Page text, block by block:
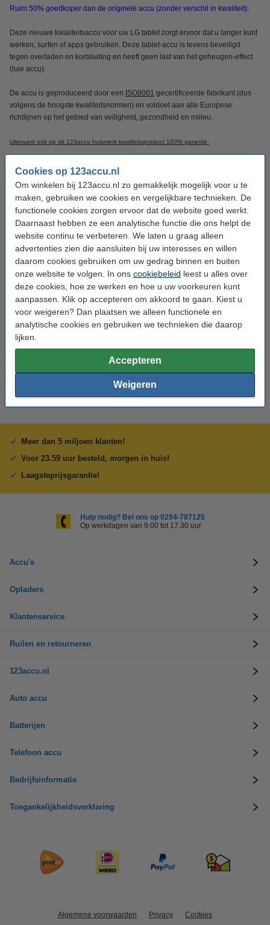
Cookies op 123accu.nl
Om winkelen bij 123accu.nl zo gemakkelijk mogelijk voor u te
maken, gebruiken we cookies en vergelijkbare technieken. De
functionele cookies zorgen ervoor dat de website goed werkt.
Daarnaast hebben ze een analytische functie die ons helpt de
website continu te verbeteren. We laten u graag alleen
advertenties zien die aansluiten bij uw interesses en willen
daarom cookies gebruiken om uw gedrag binnen en buiten
onze website te volgen. In ons cookiebeleid leest u alles over
deze cookies, hoe ze werken en hoe u uw voorkeuren kunt
aanpassen. Klik op accepteren om akkoord te gaan. Kiest u
voor weigeren? Dan plaatsen we alleen functionele en
analytische cookies en gebruiken we technieken die daarop
lijken.
Accepteren
Weigeren
Ruim 50% goedkoper dan de originele accu (zonder verschil in kwaliteit).
Deze nieuwe kwaliteitsaccu voor uw LG tablet zorgt ervoor dat u langer kunt
werken, surfen of apps gebruiken. Deze tablet-accu is tevens beveiligd
tegen overladen en kortsluiting en heeft geen last van het geheugen-effect
(luie accu).
De accu is geproduceerd door een ISO9001 gecertificeerde fabrikant (dus
volgens de hoogste kwaliteitsnormen) en voldoet aan alle Europese
richtlijnen op het gebied van veiligheid, gezondheid en milieu.
Uiteraard ook op dit 123accu huismerk kwaliteitsproduct 100% garantie.
Tip: Met een Powerbank kunt u uw tablet overal opladen zonder stopcontact.
Specificaties
8.000 mAh
Voltage: 3,8 V
Batterij type: Li-pl
Afmetingen: 204 x 111 x 3 mm
Veiligheidsinformatieblad: Handleiding
Dit product vervangt partnummers:
Meer dan 5 miljoen klanten!
Voor 23.59 uur besteld, morgen in huis!
Laagsteprijsgarantie!
Hulp nodig? Bel ons op 0294-787125
Op werkdagen van 9.00 tot 17.30 uur
Accu's
Opladers
Klantenservice
Ruilen en retourneren
123accu.nl
Auto accu
Batterijen
Telefoon accu
Bedrijfsinformatie
Toegankelijkheidsverklaring
Algemene voorwaarden Privacy Cookies